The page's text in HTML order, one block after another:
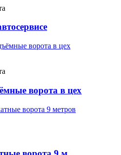
ворота в цех